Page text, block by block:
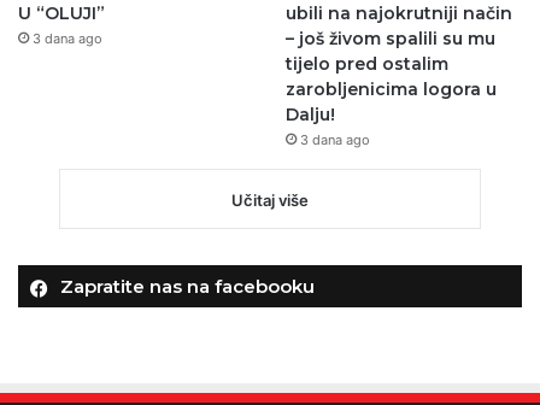
U “OLUJI”
3 dana ago
ubili na najokrutniji način
– još živom spalili su mu
tijelo pred ostalim
zarobljenicima logora u
Dalju!
3 dana ago
Učitaj više
Zapratite nas na facebooku